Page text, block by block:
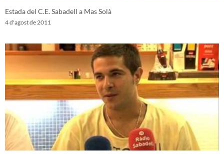
Estada del C.E. Sabadell a Mas Solà
4 d'agost de 2011